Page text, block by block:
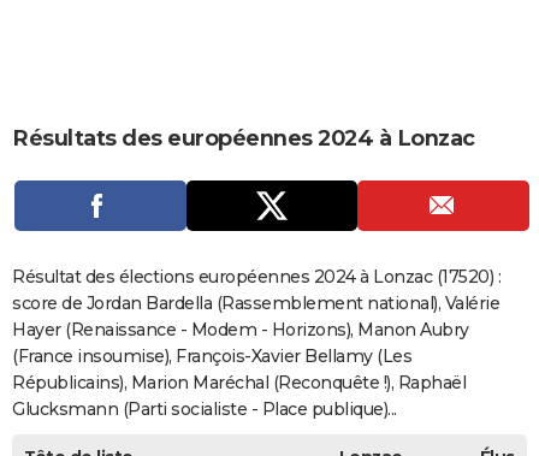
CARTE DE VOEUX
Carte de Noël
Carte Bonne année
Carte Saint-Valentin
Carte Pâques
Carte d'anniversaire
DICTIONNAIRE
Dictionnaire
Biographies
Citations
Expressions
Proverbes
PROGRAMME TV
COPAINS D'AVANT
S'inscrire
Se connecter
Lycées
Collèges
Primaires
Universités
Entreprises
Service militaire
Avis de recherche
AVIS DE DÉCÈS
FORUM
Résultats des européennes 2024 à Lonzac
Résultat des élections européennes 2024 à Lonzac (17520) :
score de Jordan Bardella (Rassemblement national), Valérie
Hayer (Renaissance - Modem - Horizons), Manon Aubry
(France insoumise), François-Xavier Bellamy (Les
Républicains), Marion Maréchal (Reconquête !), Raphaël
Glucksmann (Parti socialiste - Place publique)...